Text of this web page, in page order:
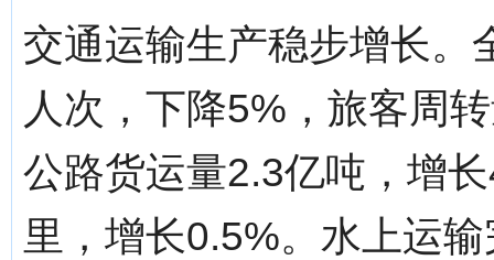
交通运输生产稳步增长。
人次，下降5%，旅客周
公路货运量2.3亿吨，增
里，增长0.5%。水上运